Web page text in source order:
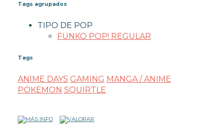
Tags agrupados
TIPO DE POP
FUNKO POP! REGULAR
Tags
ANIME DAYS GAMING MANGA / ANIME
POKEMON SQUIRTLE